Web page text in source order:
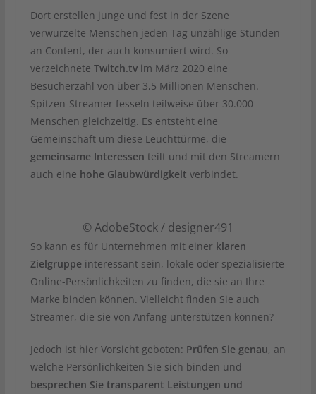
Dort erstellen junge und fest in der Szene
verwurzelte Menschen jeden Tag unzählige Stunden
an Content, der auch konsumiert wird. So
verzeichnete Twitch.tv im März 2020 eine
Besucherzahl von über 3,5 Millionen Menschen.
Spitzen-Streamer fesseln teilweise über 30.000
Menschen gleichzeitig. Es entsteht eine
Gemeinschaft um diese Leuchttürme, die
gemeinsame Interessen teilt und mit den Streamern
auch eine hohe Glaubwürdigkeit verbindet.
© AdobeStock / designer491
So kann es für Unternehmen mit einer klaren
Zielgruppeinteressant sein, lokale oder spezialisierte
Online-Persönlichkeiten zu finden, die sie an Ihre
Marke binden können. Vielleicht finden Sie auch
Streamer, die sie von Anfang unterstützen können?
Jedoch ist hier Vorsicht geboten: Prüfen Sie genau, an
welche Persönlichkeiten Sie sich binden und
besprechen Sie transparent Leistungen und